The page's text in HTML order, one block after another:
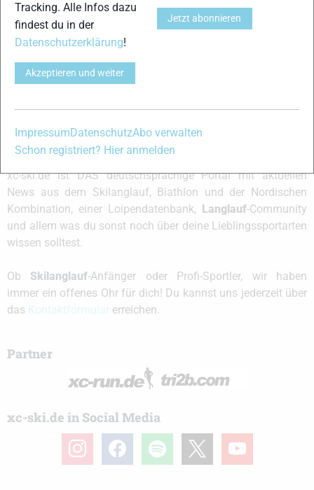
Classic NIS C2
Equipe Classic
Schreibe einen Kommentar
xc-ski.de ist DAS deutschsprachige Portal mit aktuellen
News aus dem Skilanglauf, Biathlon und der Nordischen
Kombination, einer Loipendatenbank, Langlauf-Community
und allem was du sonst noch über deine Lieblingssportarten
wissen solltest.
Ob Skilanglauf-Anfänger oder Profi-Sportler, wir haben
immer ein offenes Ohr für dich! Du kannst uns jederzeit über
das
erreichen.
Partner
xc-ski.de in Social Media
instagramfacebook spotify youtube
Tracking. Alle Infos dazu
findest du in der
Datenschutzerklärung!
Akzeptieren und weiter
Jetzt abonnieren
ImpressumDatenschutzAbo verwalten
Schon registriert? Hier anmelden